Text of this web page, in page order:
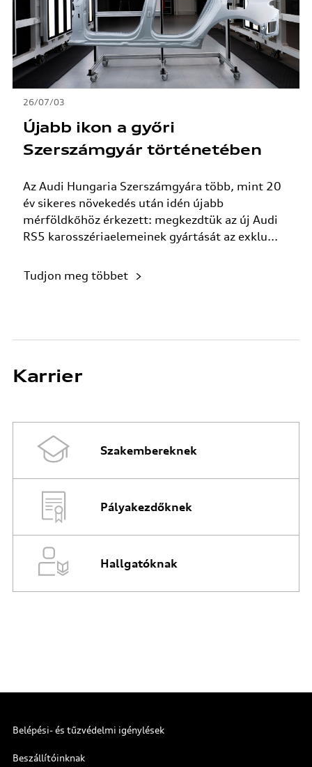
26/07/03
Újabb ikon a győri
Szerszámgyár történetében
Az Audi Hungaria Szerszámgyára több, mint 20
év sikeres növekedés után idén újabb
mérföldkőhöz érkezett: megkezdtük az új Audi
RS5 karosszériaelemeinek gyártását az exklu...
Tudjon meg többet
Karrier
Szakembereknek
Pályakezdőknek
Hallgatóknak
Belépési- és tűzvédelmi igénylések
Beszállítóinknak